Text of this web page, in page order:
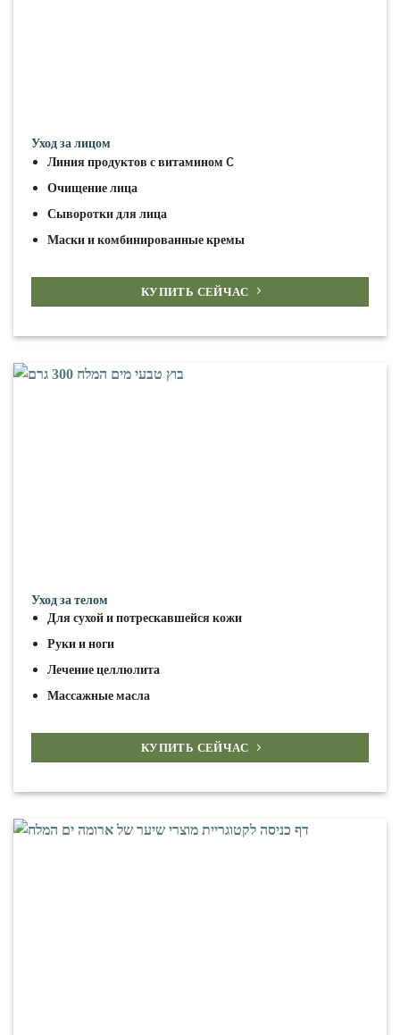
Уход за лицом
Линия продуктов с витамином C
Очищение лица
Сыворотки для лица
Маски и комбинированные кремы
КУПИТЬ СЕЙЧАС
Уход за телом
Для сухой и потрескавшейся кожи
Руки и ноги
Лечение целлюлита
Массажные масла
КУПИТЬ СЕЙЧАС